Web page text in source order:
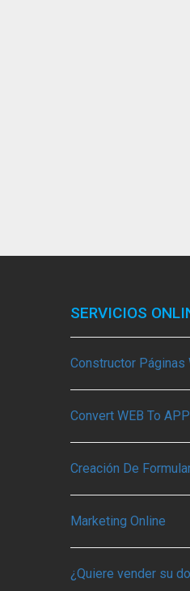
SERVICIOS
Constructor Páginas
Convert WEB To APP
Creación De
Marketing Online
¿Quiere vender su